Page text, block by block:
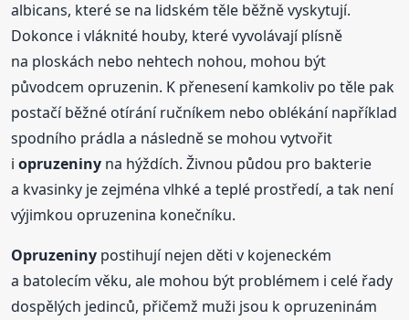
albicans, které se na lidském těle běžně vyskytují.
Dokonce i vláknité houby, které vyvolávají plísně
na ploskách nebo nehtech nohou, mohou být
původcem opruzenin. K přenesení kamkoliv po těle pak
postačí běžné otírání ručníkem nebo oblékání například
spodního prádla a následně se mohou vytvořit
iopruzeniny na hýždích. Živnou půdou pro bakterie
a kvasinky je zejména vlhké a teplé prostředí, a tak není
výjimkou opruzenina konečníku.
Opruzeniny postihují nejen děti v kojeneckém
a batolecím věku, ale mohou být problémem i celé řady
dospělých jedinců, přičemž muži jsou k opruzeninám